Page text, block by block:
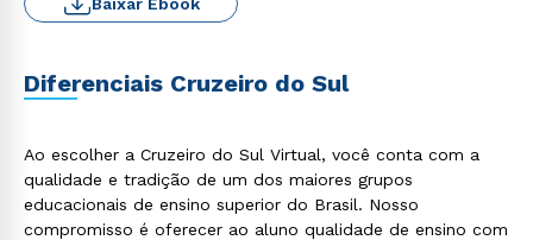
Diferenciais Cruzeiro do Sul
Ao escolher a Cruzeiro do Sul Virtual, você conta com a
qualidade e tradição de um dos maiores grupos
educacionais de ensino superior do Brasil. Nosso
compromisso é oferecer ao aluno qualidade de ensino com